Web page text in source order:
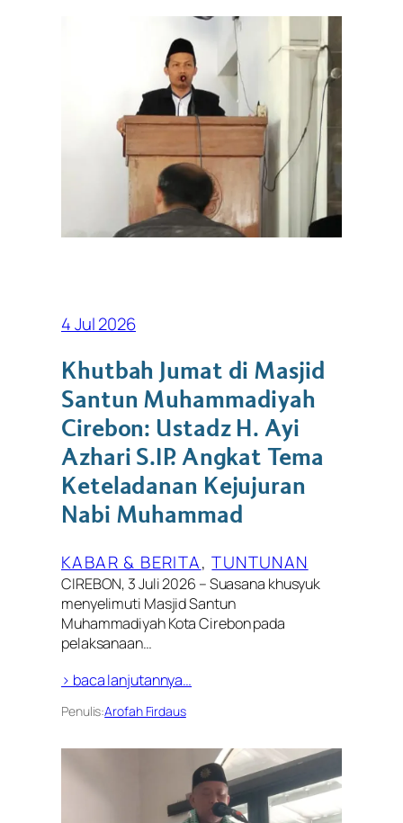
4 Jul 2026
Khutbah Jumat di Masjid
Santun Muhammadiyah
Cirebon: Ustadz H. Ayi
Azhari S.IP. Angkat Tema
Keteladanan Kejujuran
Nabi Muhammad
KABAR & BERITA, TUNTUNAN
CIREBON, 3 Juli 2026 – Suasana khusyuk
menyelimuti Masjid Santun
Muhammadiyah Kota Cirebon pada
pelaksanaan…
> baca lanjutannya…
Penulis:Arofah Firdaus